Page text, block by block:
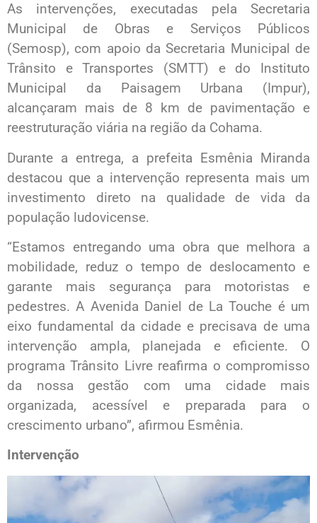
As intervenções, executadas pela Secretaria
Municipal de Obras e Serviços Públicos
(Semosp), com apoio da Secretaria Municipal de
Trânsito e Transportes (SMTT) e do Instituto
Municipal da Paisagem Urbana (Impur),
alcançaram mais de 8 km de pavimentação e
reestruturação viária na região da Cohama.
Durante a entrega, a prefeita Esmênia Miranda
destacou que a intervenção representa mais um
investimento direto na qualidade de vida da
população ludovicense.
“Estamos entregando uma obra que melhora a
mobilidade, reduz o tempo de deslocamento e
garante mais segurança para motoristas e
pedestres. A Avenida Daniel de La Touche é um
eixo fundamental da cidade e precisava de uma
intervenção ampla, planejada e eficiente. O
programa Trânsito Livre reafirma o compromisso
da nossa gestão com uma cidade mais
organizada, acessível e preparada para o
crescimento urbano”, afirmou Esmênia.
Intervenção